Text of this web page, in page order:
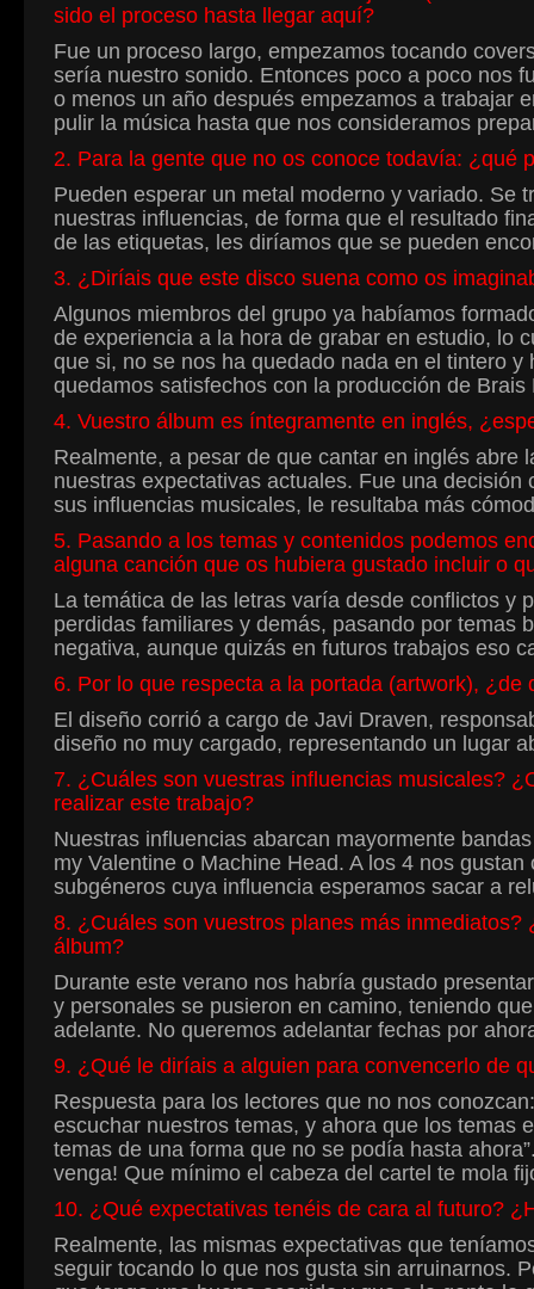
sido el proceso hasta llegar aquí?
Fue un proceso largo, empezamos tocando
sería nuestro sonido. Entonces poco a poco nos
o menos un año después empezamos a trabajar
pulir la música hasta que nos consideramos
2. Para la gente que no os conoce todavía: ¿qué
Pueden esperar un metal moderno y variado. Se
nuestras influencias, de forma que el resultado
de las etiquetas, les diríamos que se pueden
3. ¿Diríais que este disco suena como os
Algunos miembros del grupo ya habíamos
de experiencia a la hora de grabar en estudio, lo
que si, no se nos ha quedado nada en el tintero
quedamos satisfechos con la producción de
4. Vuestro álbum es íntegramente en inglés,
Realmente, a pesar de que cantar en inglés
nuestras expectativas actuales. Fue una
sus influencias musicales, le resultaba más
5. Pasando a los temas y contenidos podemos
alguna canción que os hubiera gustado incluir o
La temática de las letras varía desde conflictos y
perdidas familiares y demás, pasando por temas
negativa, aunque quizás en futuros trabajos eso
6. Por lo que respecta a la portada (artwork), ¿de
El diseño corrió a cargo de Javi Draven,
diseño no muy cargado, representando un lugar
7. ¿Cuáles son vuestras influencias musicales?
realizar este trabajo?
Nuestras influencias abarcan mayormente
my Valentine o Machine Head. A los 4 nos
subgéneros cuya influencia esperamos sacar a
8. ¿Cuáles son vuestros planes más
álbum?
Durante este verano nos habría gustado
y personales se pusieron en camino, teniendo
adelante. No queremos adelantar fechas por
9. ¿Qué le diríais a alguien para convencerlo de
Respuesta para los lectores que no nos
escuchar nuestros temas, y ahora que los temas
temas de una forma que no se podía hasta
venga! Que mínimo el cabeza del cartel te mola
10. ¿Qué expectativas tenéis de cara al futuro?
Realmente, las mismas expectativas que
seguir tocando lo que nos gusta sin arruinarnos.